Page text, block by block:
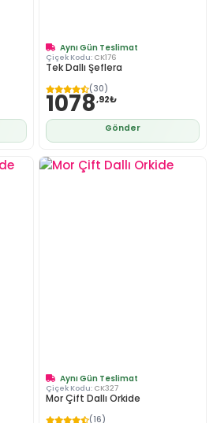
Aynı Gün Teslimat
Çiçek Kodu: CK176
Tek Dallı Şeflera
(30)
1078,92₺
Gönder
Aynı Gün Teslimat
Çiçek Kodu: CK327
Mor Çift Dallı Orkide
(16)